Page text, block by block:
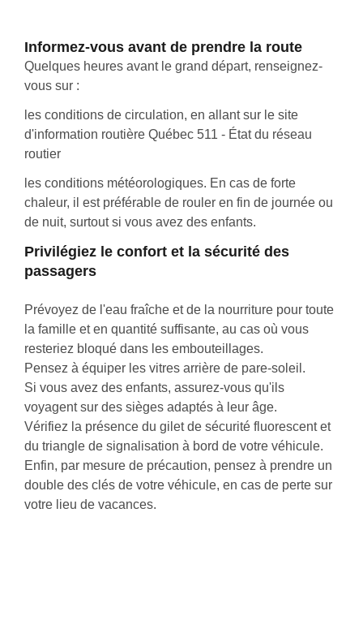
Informez-vous avant de prendre la route
Quelques heures avant le grand départ, renseignez-
vous sur :
les conditions de circulation, en allant sur le site
d'information routière Québec 511 - État du réseau
routier
les conditions météorologiques. En cas de forte
chaleur, il est préférable de rouler en fin de journée ou
de nuit, surtout si vous avez des enfants.
Privilégiez le confort et la sécurité des
passagers
Prévoyez de l'eau fraîche et de la nourriture pour toute
la famille et en quantité suffisante, au cas où vous
resteriez bloqué dans les embouteillages.
Pensez à équiper les vitres arrière de pare-soleil.
Si vous avez des enfants, assurez-vous qu'ils
voyagent sur des sièges adaptés à leur âge.
Vérifiez la présence du gilet de sécurité fluorescent et
du triangle de signalisation à bord de votre véhicule.
Enfin, par mesure de précaution, pensez à prendre un
double des clés de votre véhicule, en cas de perte sur
votre lieu de vacances.